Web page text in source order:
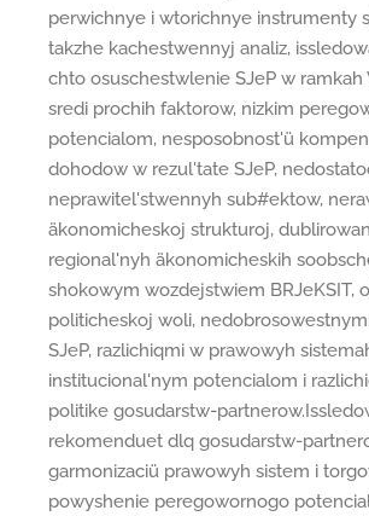
perwichnye i wtorichnye instrumenty
takzhe kachestwennyj analiz,
chto osuschestwlenie SJeP w ramkah
sredi prochih faktorow, nizkim
potencialom, nesposobnost'ü
dohodow w rezul'tate SJeP,
neprawitel'stwennyh sub#ektow,
äkonomicheskoj strukturoj,
regional'nyh äkonomicheskih
shokowym wozdejstwiem BRJeKSIT,
politicheskoj woli,
SJeP, razlichiqmi w prawowyh
institucional'nym potencialom i
politike gosudarstw-
rekomenduet dlq gosudarstw-
garmonizaciü prawowyh sistem i
powyshenie peregowornogo